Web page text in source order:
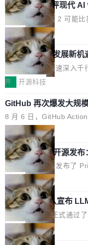
n 这条推文引发了广泛讨
话，他是说出了一个圈内
破的事实。 Jordan 随后
「我不认为这些会议上大
或造假。问题是，作为读
看起来最令人兴奋的论文
度宣传的。」 这才是真正
都有问题，是最吸引眼球
他引用的帖子来自
026 的读者：「看了篇 ...
xAI 前工程师评现代 AI
3 开源项目
Flash Attention 2 可能比
这句话不是来自某个技术
Pham 的一条推文。Hieu
的早期工程师之一，在
工作过。近日他在 X 上发
认为现代 AI 领域最重要
个名字毫无悬念：Flash
理由很具体。FA 系列不
认为最重要的一个——复
驱动你去学 CuTe，但还
er++ 优化所淹没，足够容
键的是 FA2 的持久性...
局
共商智能硬件发展新机
硬件开发者日杭州站即
随着万物智联加速深入千
单点设备迈向智能化、网
鸿蒙通过统一技术底座和
型智能设备的开发、连接
也为产业链企业探索产品
的空间。 8月14日，开源
（OHDD：
r Day）将在杭州启航。
链企业和开发者，邀请行
问，围绕开源鸿蒙技术能
配、功耗与稳定性调优、
等内容展开系统讲解和实
步了解开源鸿蒙在智能...
开 开源科技
GitHub 再次爆发大规
8 月 6 日，GitHub
模服务降级，Actions 完
webhook 停发，连自托
障无法工作。Pages、
opilot coding agent 全部
恢复，大约 12 小时。 这
起事故，其中四起与 AI/
Hub 员工 kdaigle 在 HN
据：2025 年全年 10 亿
2.75 亿次，全年预计 140
局
Prime Agent 开源发布
进的编程 Agent，
专家基线
Prime Intellect 发布了
的编程 Agent Harness，
象：Recursive
ontinual Harness。在
上，Prime Agent + Opus
5% RHAE Best@1，超
家基线 95.4%。 不是又
局
Rust 项目团队宣布
止，但你要承认哪些代
Rust 语言项目正式通过
覆盖 rust-lang/rust 单一
是项目级别的官方立场，
局